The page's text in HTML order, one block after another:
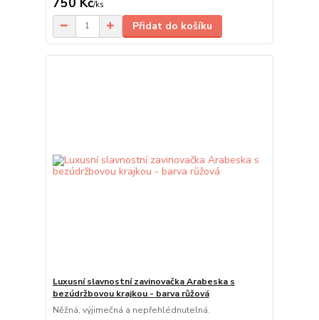
/ks
Přidat do košíku
Luxusní slavnostní zavinovačka Arabeska s
bezúdržbovou krajkou - barva růžová
Něžná, výjimečná a nepřehlédnutelná.